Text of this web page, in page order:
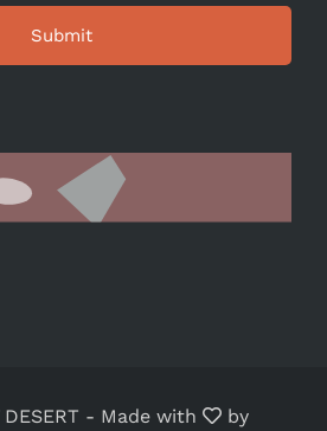
- Made with by